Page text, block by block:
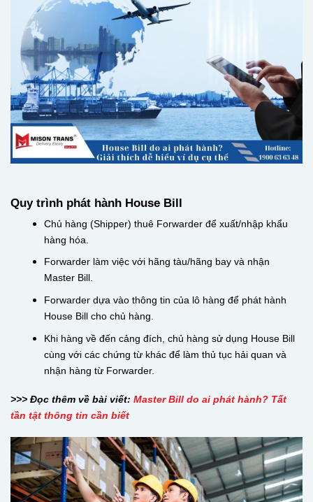
Quy trình phát hành House Bill
Chủ hàng (Shipper) thuê Forwarder để xuất/nhập khẩu
hàng hóa.
Forwarder làm việc với hãng tàu/hãng bay và nhận
Master Bill.
Forwarder dựa vào thông tin của lô hàng để phát hành
House Bill cho chủ hàng.
Khi hàng về đến cảng đích, chủ hàng sử dụng House Bill
cùng với các chứng từ khác để làm thủ tục hải quan và
nhận hàng từ Forwarder.
>>> Đọc thêm về bài viết: Master Bill do ai phát hành? Tất
tần tật thông tin cần biết